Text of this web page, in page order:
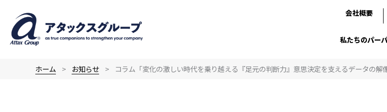
会社概要
私たちのパー
ホーム お知らせ コラム「変化の激しい時代を乗り越える『足元の判断力』意思決定を支えるデータの解